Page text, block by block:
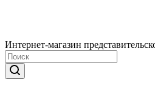
Интернет-магазин